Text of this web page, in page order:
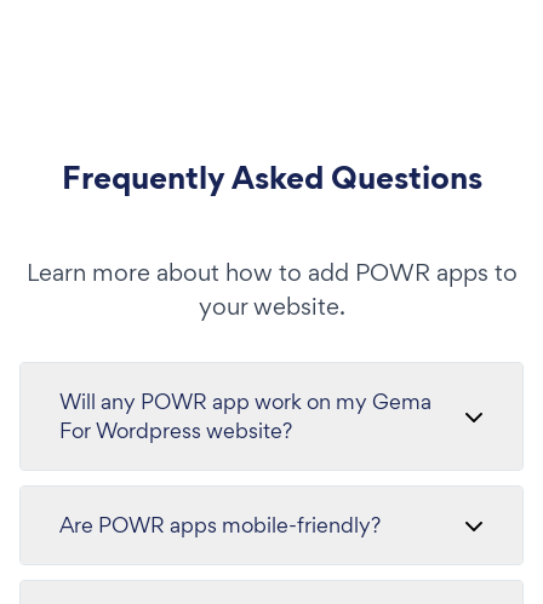
Frequently Asked Questions
Learn more about how to add POWR apps to
your website.
Will any POWR app work on my Gema
For Wordpress website?
Are POWR apps mobile-friendly?